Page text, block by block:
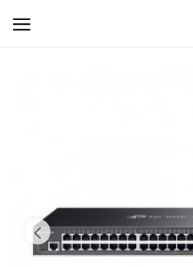
Прочее
Избранное